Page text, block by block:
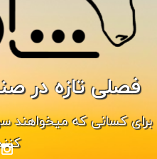
فصلی تازه در
برای کسانی که میخواهند